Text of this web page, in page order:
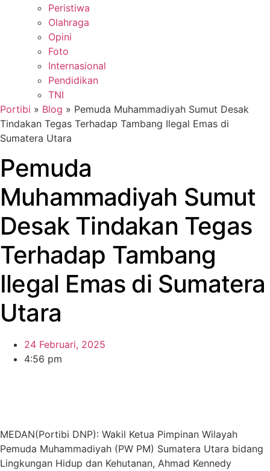
Peristiwa
Olahraga
Opini
Foto
Internasional
Pendidikan
TNI
Portibi » Blog » Pemuda Muhammadiyah Sumut Desak
Tindakan Tegas Terhadap Tambang Ilegal Emas di
Sumatera Utara
Pemuda
Muhammadiyah Sumut
Desak Tindakan Tegas
Terhadap Tambang
Ilegal Emas di Sumatera
Utara
24 Februari, 2025
4:56 pm
MEDAN(Portibi DNP): Wakil Ketua Pimpinan Wilayah
Pemuda Muhammadiyah (PW PM) Sumatera Utara bidang
Lingkungan Hidup dan Kehutanan, Ahmad Kennedy